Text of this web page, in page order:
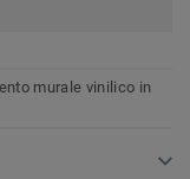
murale vinilico in